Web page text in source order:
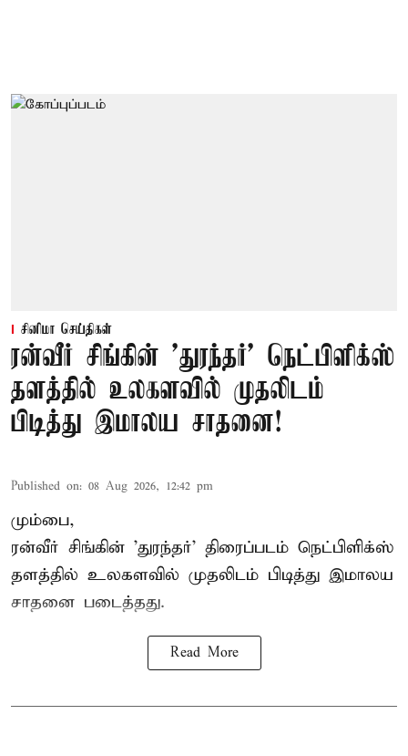
சினிமா செய்திகள்
ரன்வீர் சிங்கின் 'துரந்தர்' நெட்பிளிக்ஸ்
தளத்தில் உலகளவில் முதலிடம்
பிடித்து இமாலய சாதனை!
Published on: 08 Aug 2026, 12:42 pm
மும்பை,
ரன்வீர் சிங்கின் 'துரந்தர்' திரைப்படம் நெட்பிளிக்ஸ்
தளத்தில் உலகளவில் முதலிடம் பிடித்து இமாலய
சாதனை படைத்தது.
Read More